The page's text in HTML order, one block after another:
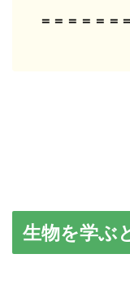
＝＝＝＝＝＝
生物を学ぶ